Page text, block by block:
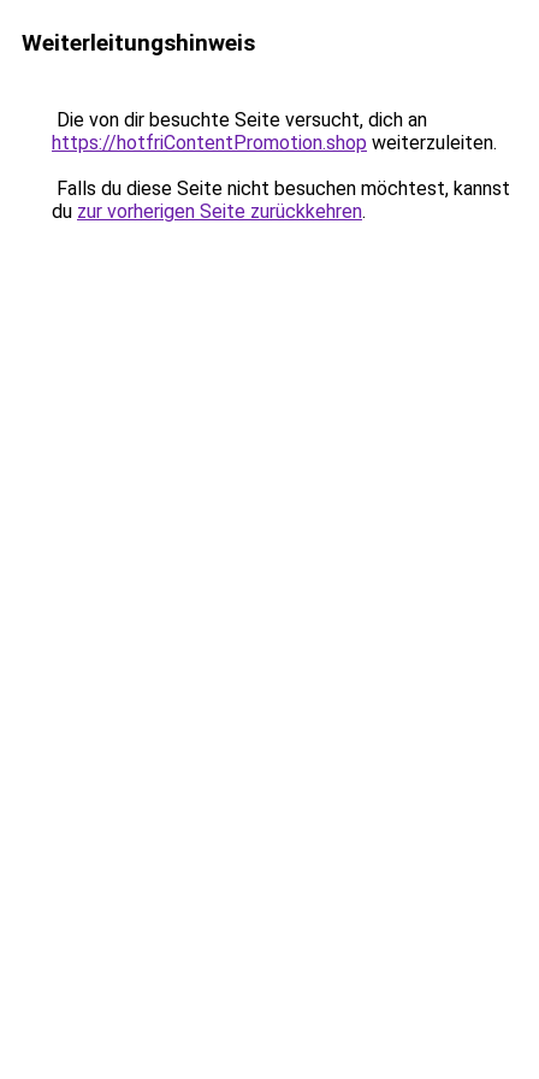
Weiterleitungshinweis
Die von dir besuchte Seite versucht, dich an
https://hotfriContentPromotion.shop weiterzuleiten.
Falls du diese Seite nicht besuchen möchtest, kannst
du zur vorherigen Seite zurückkehren.